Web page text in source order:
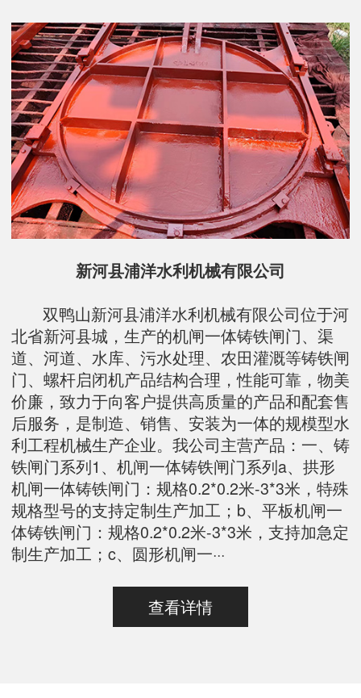
新河县浦洋水利机械有限公司
双鸭山新河县浦洋水利机械有限公司位于河
北省新河县城，生产的机闸一体铸铁闸门、渠
道、河道、水库、污水处理、农田灌溉等铸铁闸
门、螺杆启闭机产品结构合理，性能可靠，物美
价廉，致力于向客户提供高质量的产品和配套售
后服务，是制造、销售、安装为一体的规模型水
利工程机械生产企业。我公司主营产品：一、铸
铁闸门系列1、机闸一体铸铁闸门系列a、拱形
机闸一体铸铁闸门：规格0.2*0.2米-3*3米，特殊
规格型号的支持定制生产加工；b、平板机闸一
体铸铁闸门：规格0.2*0.2米-3*3米，支持加急定
制生产加工；c、圆形机闸一···
查看详情